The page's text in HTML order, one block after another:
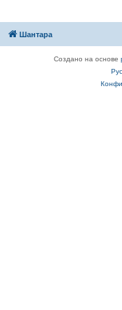
Шантара
Создано на основе